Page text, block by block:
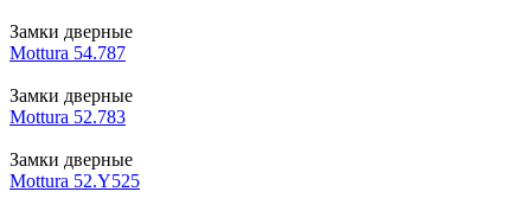
Замки дверные
Mottura 54.787
Замки дверные
Mottura 52.783
Замки дверные
Mottura 52.Y525